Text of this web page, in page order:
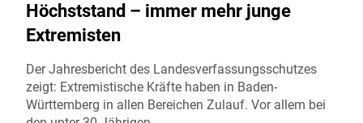
Höchststand – immer mehr junge
Extremisten
Der Jahresbericht des Landesverfassungsschutzes
zeigt: Extremistische Kräfte haben in Baden-
Württemberg in allen Bereichen Zulauf. Vor allem bei